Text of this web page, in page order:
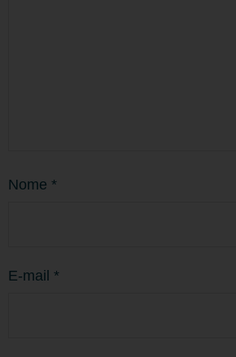
Nome *
E-mail *